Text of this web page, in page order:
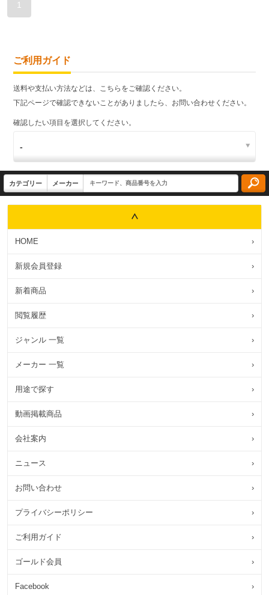
1
ご利用ガイド
送料や支払い方法などは、こちらをご確認ください。
下記ページで確認できないことがありましたら、お問い合わせください。
確認したい項目を選択してください。
HOME ›
新規会員登録 ›
新着商品 ›
閲覧履歴 ›
ジャンル 一覧 ›
メーカー 一覧 ›
用途で探す ›
動画掲載商品 ›
会社案内 ›
ニュース ›
お問い合わせ ›
プライバシーポリシー ›
ご利用ガイド ›
ゴールド会員 ›
Facebook ›